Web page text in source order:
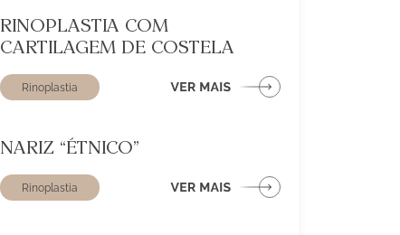
Rinoplastia
RINOPLASTIA COM
CARTILAGEM DE COSTELA
Rinoplastia
NARIZ “ÉTNICO”